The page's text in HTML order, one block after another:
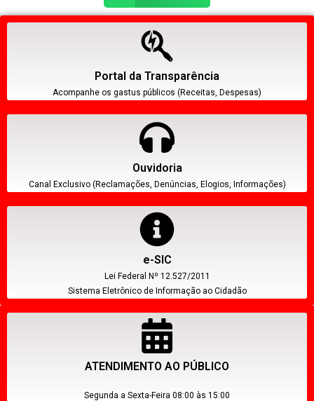
Portal da Transparência
Acompanhe os gastus públicos (Receitas, Despesas)
Ouvidoria
Canal Exclusivo (Reclamações, Denúncias, Elogios, Informações)
e-SIC
Lei Federal Nº 12.527/2011
Sistema Eletrônico de Informação ao Cidadão
ATENDIMENTO AO PÚBLICO
Segunda a Sexta-Feira 08:00 às 15:00